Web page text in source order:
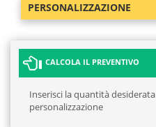
PERSONALIZZAZIONE
CALCOLA IL PREVENTIVO
Inserisci la quantità
personalizzazione